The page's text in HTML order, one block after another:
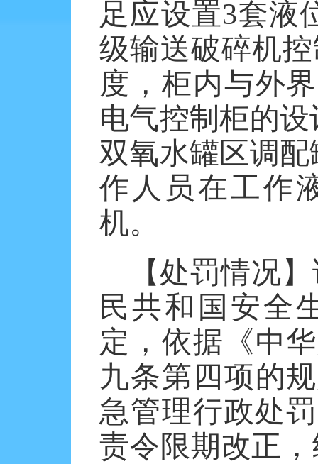
足应设置3套液
级输送破碎机
度，柜内与外
电气控制柜的
双氧水罐区调
作人员在工作
机。
【处罚情况
民共和国安全
定，依据《中
九条第四项的
急管理行政处
责令限期改正